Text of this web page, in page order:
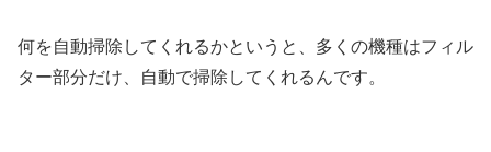
何を自動掃除してくれるかというと、多くの機種はフィル
ター部分だけ、自動で掃除してくれるんです。